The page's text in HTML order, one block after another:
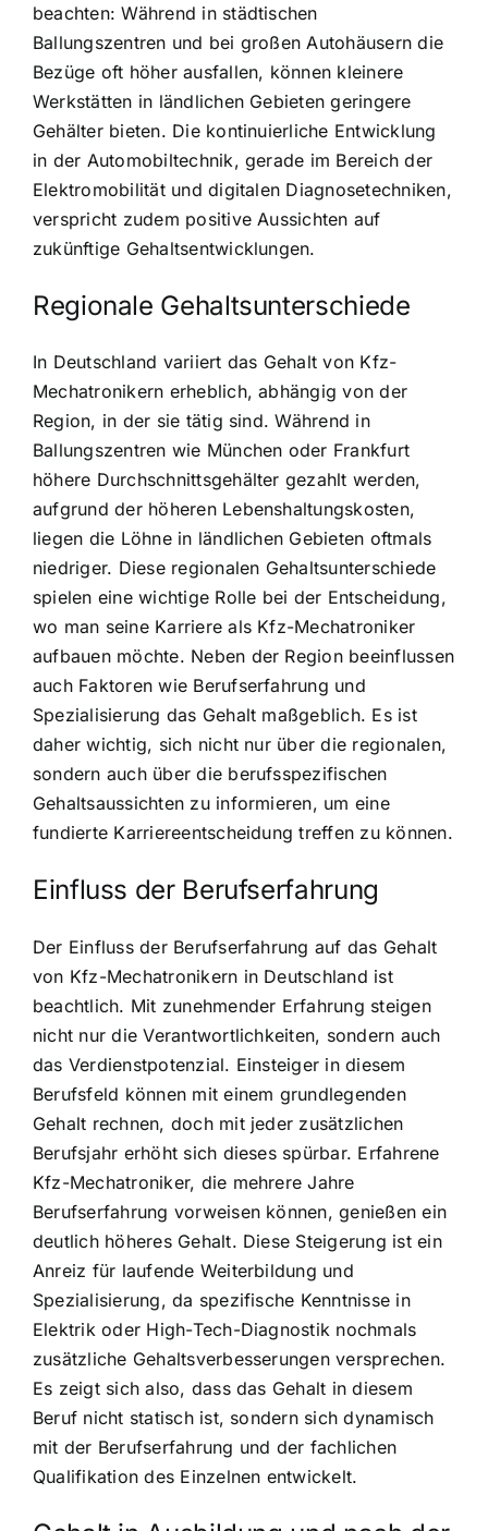
beachten: Während in städtischen
Ballungszentren und bei großen Autohäusern die
Bezüge oft höher ausfallen, können kleinere
Werkstätten in ländlichen Gebieten geringere
Gehälter bieten. Die kontinuierliche Entwicklung
in der Automobiltechnik, gerade im Bereich der
Elektromobilität und digitalen Diagnosetechniken,
verspricht zudem positive Aussichten auf
zukünftige Gehaltsentwicklungen.
Regionale Gehaltsunterschiede
In Deutschland variiert das Gehalt von Kfz-
Mechatronikern erheblich, abhängig von der
Region, in der sie tätig sind. Während in
Ballungszentren wie München oder Frankfurt
höhere Durchschnittsgehälter gezahlt werden,
aufgrund der höheren Lebenshaltungskosten,
liegen die Löhne in ländlichen Gebieten oftmals
niedriger. Diese regionalen Gehaltsunterschiede
spielen eine wichtige Rolle bei der Entscheidung,
wo man seine Karriere als Kfz-Mechatroniker
aufbauen möchte. Neben der Region beeinflussen
auch Faktoren wie Berufserfahrung und
Spezialisierung das Gehalt maßgeblich. Es ist
daher wichtig, sich nicht nur über die regionalen,
sondern auch über die berufsspezifischen
Gehaltsaussichten zu informieren, um eine
fundierte Karriereentscheidung treffen zu können.
Einfluss der Berufserfahrung
Der Einfluss der Berufserfahrung auf das Gehalt
von Kfz-Mechatronikern in Deutschland ist
beachtlich. Mit zunehmender Erfahrung steigen
nicht nur die Verantwortlichkeiten, sondern auch
das Verdienstpotenzial. Einsteiger in diesem
Berufsfeld können mit einem grundlegenden
Gehalt rechnen, doch mit jeder zusätzlichen
Berufsjahr erhöht sich dieses spürbar. Erfahrene
Kfz-Mechatroniker, die mehrere Jahre
Berufserfahrung vorweisen können, genießen ein
deutlich höheres Gehalt. Diese Steigerung ist ein
Anreiz für laufende Weiterbildung und
Spezialisierung, da spezifische Kenntnisse in
Elektrik oder High-Tech-Diagnostik nochmals
zusätzliche Gehaltsverbesserungen versprechen.
Es zeigt sich also, dass das Gehalt in diesem
Beruf nicht statisch ist, sondern sich dynamisch
mit der Berufserfahrung und der fachlichen
Qualifikation des Einzelnen entwickelt.